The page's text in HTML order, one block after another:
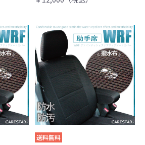
送料無料